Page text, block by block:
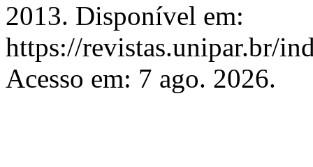
2013. Disponível em:
https://revistas.unipar.br/
Acesso em: 7 ago. 2026.